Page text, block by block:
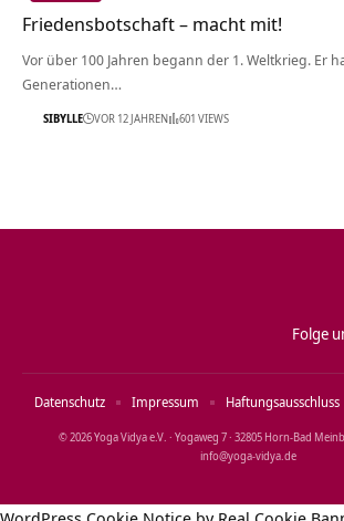
Friedensbotschaft – macht mit!
Vor über 100 Jahren begann der 1. Weltkrieg. Er
Generationen…
SIBYLLE VOR 12 JAHREN 601 VIEWS
Folge
© 2026 Yoga Vidya e.V. · Yogaweg 7 · 32805 Horn‑Bad
info@yoga‑vidya.de
Datenschutz Impressum Haftungsausschluss